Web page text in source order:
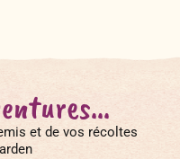
et de vos récoltes